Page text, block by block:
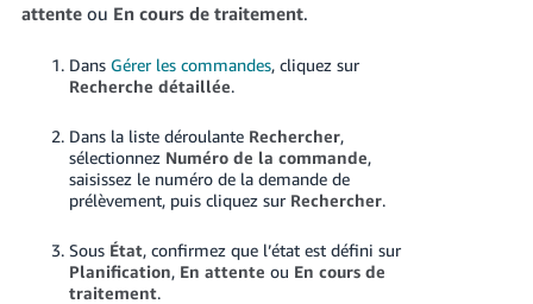
attenteou En cours de traitement.
Dans Gérer les commandes, cliquez sur
Recherche détaillée.
Dans la liste déroulante Rechercher,
sélectionnez Numéro de la commande,
saisissez le numéro de la demande de
prélèvement, puis cliquez sur Rechercher.
Sous État, confirmez que l’état est défini sur
Planification, En attente ou En cours de
traitement.